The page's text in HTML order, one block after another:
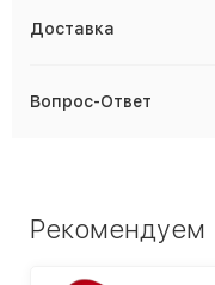
Доставка
Вопрос-Ответ
Рекомендуем